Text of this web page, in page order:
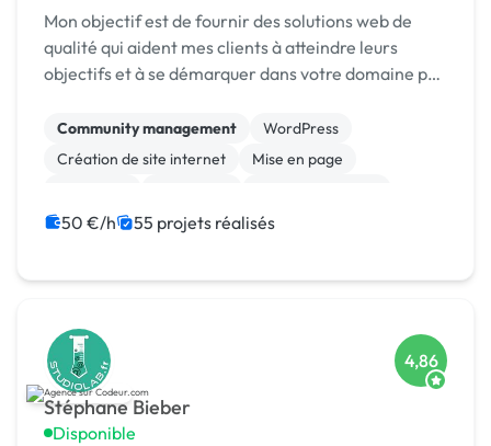
Mon objectif est de fournir des solutions web de
qualité qui aident mes clients à atteindre leurs
objectifs et à se démarquer dans votre domaine par
fonctionnelles qui captivent les utilisateurs. Je
vou...
Community management
WordPress
Création de site internet
Mise en page
Emailing
Formation Audio, Video, Multimedia
50 €/h 55 projets réalisés
Stéphane Bieber
Disponible
4,86